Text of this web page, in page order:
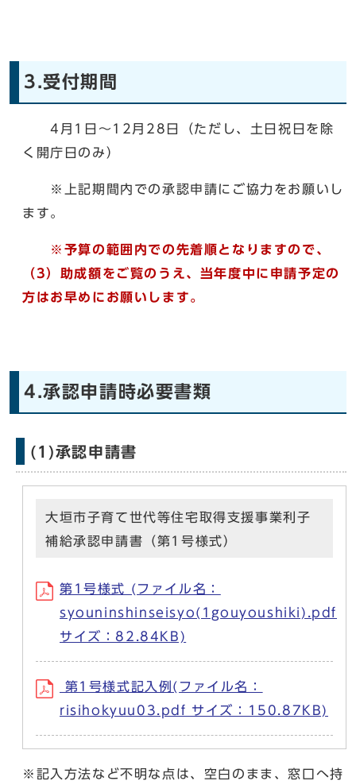
3.受付期間
4月1日～12月28日（ただし、土日祝日を除
く開庁日のみ）
※上記期間内での承認申請にご協力をお願いし
ます。
※予算の範囲内での先着順となりますので、
（3）助成額をご覧のうえ、 当年度中に申請予定の
方はお早めにお願いします。
4.承認申請時必要書類
(1)承認申請書
大垣市子育て世代等住宅取得支援事業利子
補給承認申請書（第1号様式）
第1号様式 (ファイル名：
syouninshinseisyo(1gouyoushiki).pdf
サイズ：82.84KB)
第1号様式記入例(ファイル名：
risihokyuu03.pdf サイズ：150.87KB)
※記入方法など不明な点は、空白のまま、窓口へ持